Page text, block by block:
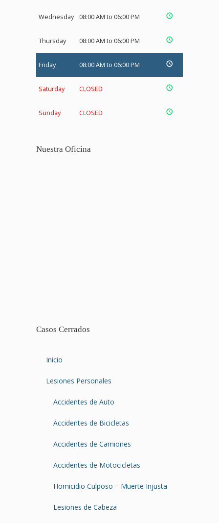
Wednesday 08:00 AM to 06:00 PM
Thursday 08:00 AM to 06:00 PM
Friday 08:00 AM to 06:00 PM
Saturday CLOSED
Sunday CLOSED
Nuestra Oficina
Casos Cerrados
Inicio
Lesiones Personales
Accidentes de Auto
Accidentes de Bicicletas
Accidentes de Camiones
Accidentes de Motocicletas
Homicidio Culposo – Muerte Injusta
Lesiones de Cabeza